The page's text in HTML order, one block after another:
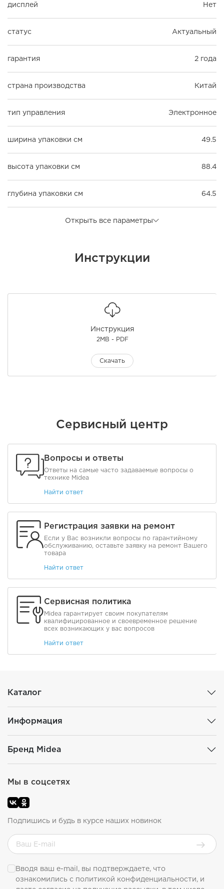
дисплей Нет
статус Актуальный
гарантия 2 года
страна производства Китай
тип управления Электронное
ширина упаковки см 49.5
высота упаковки см 88.4
глубина упаковки см 64.5
Открыть все параметры
Инструкции
Инструкция
2MB - PDF
Скачать
Сервисный центр
Вопросы и ответы
Ответы на самые часто задаваемые вопросы о
технике Midea
Найти ответ
Регистрация заявки на ремонт
Если у Вас возникли вопросы по гарантийному
обслуживанию, оставьте заявку на ремонт Вашего
товара
Найти ответ
Сервисная политика
Midea гарантирует своим покупателям
квалифицированное и своевременное решение
всех возникающих у вас вопросов
Найти ответ
Каталог
Информация
Бренд Midea
Мы в соцсетях
Подпишись и будь в курсе наших новинок
Вводя ваш e-mail, вы подтверждаете, что
ознакомились с политикой конфиденциальности, и